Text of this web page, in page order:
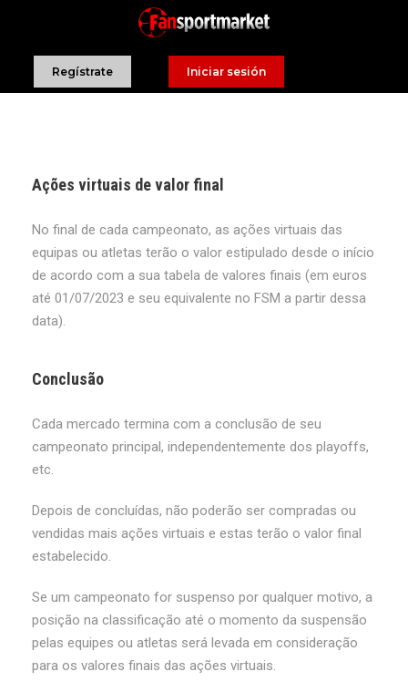
Regístrate Iniciar sesión
Ações virtuais de valor final
No final de cada campeonato, as ações virtuais das
equipas ou atletas terão o valor estipulado desde o início
de acordo com a sua tabela de valores finais (em euros
até 01/07/2023 e seu equivalente no FSM a partir dessa
data).
Conclusão
Cada mercado termina com a conclusão de seu
campeonato principal, independentemente dos playoffs,
etc.
Depois de concluídas, não poderão ser compradas ou
vendidas mais ações virtuais e estas terão o valor final
estabelecido.
Se um campeonato for suspenso por qualquer motivo, a
posição na classificação até o momento da suspensão
pelas equipes ou atletas será levada em consideração
para os valores finais das ações virtuais.